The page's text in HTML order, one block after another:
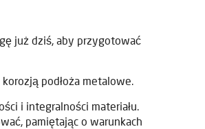
już dziś, aby przygotować
podłoża metalowe.
i integralności materiału.
pamiętając o warunkach